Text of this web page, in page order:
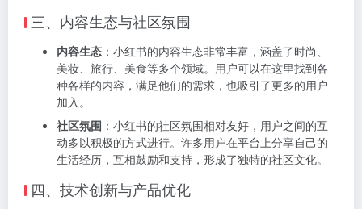
三、内容生态与社区氛围
内容生态 ：小红书的内容生态非常丰富，涵盖了时尚、
美妆、旅行、美食等多个领域。用户可以在这里找到各
种各样的内容，满足他们的需求，也吸引了更多的用户
加入。
社区氛围 ：小红书的社区氛围相对友好，用户之间的互
动多以积极的方式进行。许多用户在平台上分享自己的
生活经历，互相鼓励和支持，形成了独特的社区文化。
四、技术创新与产品优化